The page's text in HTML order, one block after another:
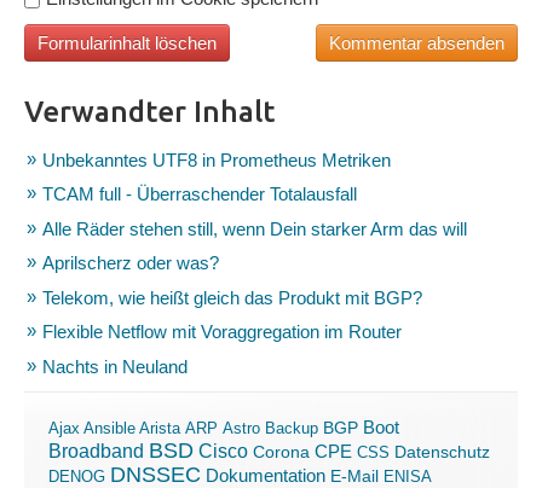
Verwandter Inhalt
Unbekanntes UTF8 in Prometheus Metriken
TCAM full - Überraschender Totalausfall
Alle Räder stehen still, wenn Dein starker Arm das will
Aprilscherz oder was?
Telekom, wie heißt gleich das Produkt mit BGP?
Flexible Netflow mit Voraggregation im Router
Nachts in Neuland
Ajax Ansible Arista ARP Astro Backup BGP Boot
Broadband BSD Cisco Corona CPE CSS Datenschutz
DENOG DNSSEC Dokumentation E-Mail ENISA